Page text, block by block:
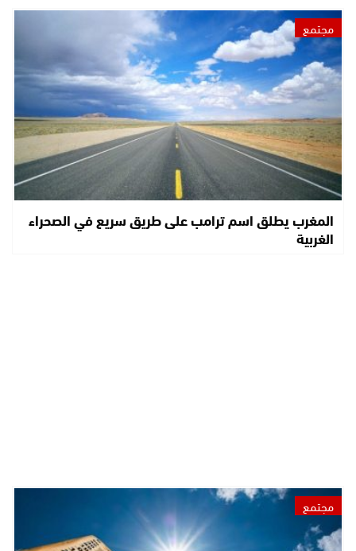
مجتمع
المغرب يطلق اسم ترامب على طريق سريع في الصحراء
الغربية
مجتمع